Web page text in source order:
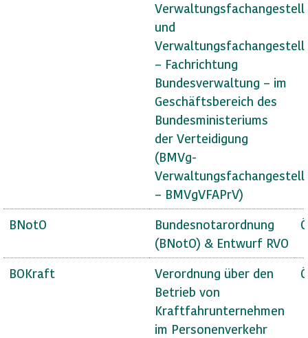
und
– Fachrichtung
Bundesverwaltung – im
Geschäftsbereich des
Bundesministeriums
der Verteidigung
(BMVg-
– BMVgVFAPrV)
BNotO
Bundesnotarordnung
(BNotO) & Entwurf RVO
BOKraft
Verordnung über den
Betrieb von
Kraftfahrunternehmen
im Personenverkehr